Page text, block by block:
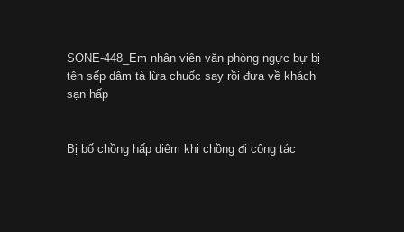
SONE-448_Em nhân viên văn phòng ngực bự bị
tên sếp dâm tà lừa chuốc say rồi đưa về khách
sạn hấp
Bị bố chồng hấp diêm khi chồng đi công tác